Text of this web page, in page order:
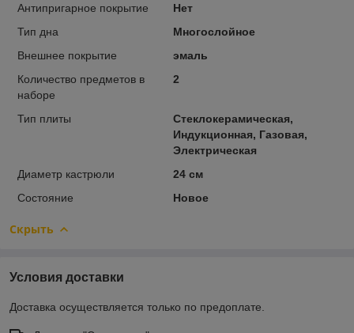
Антипригарное покрытие
Нет
Тип дна
Многослойное
Внешнее покрытие
эмаль
Количество предметов в
наборе
2
Тип плиты
Стеклокерамическая,
Индукционная, Газовая,
Электрическая
Диаметр кастрюли
24 см
Состояние
Новое
Скрыть
Условия доставки
Доставка осуществляется только по предоплате.